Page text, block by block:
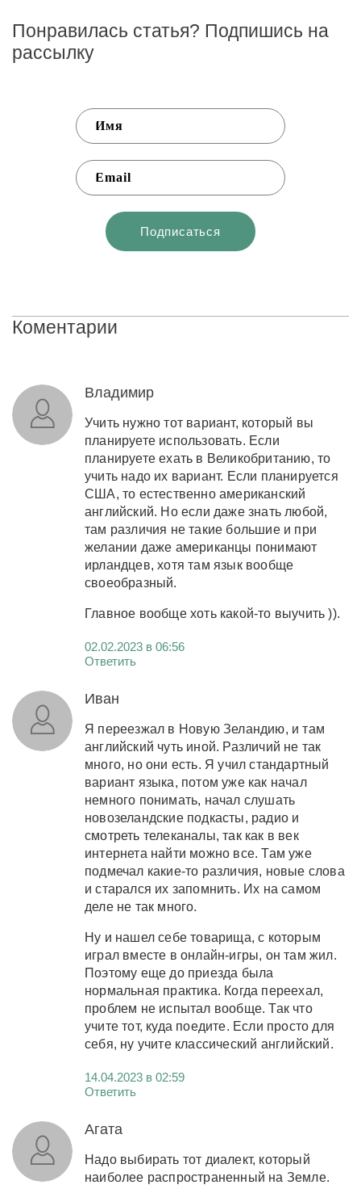
Понравилась статья? Подпишись на
рассылку
Коментарии
Владимир
Учить нужно тот вариант, который вы
планируете использовать. Если
планируете ехать в Великобританию, то
учить надо их вариант. Если планируется
США, то естественно американский
английский. Но если даже знать любой,
там различия не такие большие и при
желании даже американцы понимают
ирландцев, хотя там язык вообще
своеобразный.
Главное вообще хоть какой-то выучить )).
02.02.2023 в 06:56
Ответить
Иван
Я переезжал в Новую Зеландию, и там
английский чуть иной. Различий не так
много, но они есть. Я учил стандартный
вариант языка, потом уже как начал
немного понимать, начал слушать
новозеландские подкасты, радио и
смотреть телеканалы, так как в век
интернета найти можно все. Там уже
подмечал какие-то различия, новые слова
и старался их запомнить. Их на самом
деле не так много.
Ну и нашел себе товарища, с которым
играл вместе в онлайн-игры, он там жил.
Поэтому еще до приезда была
нормальная практика. Когда переехал,
проблем не испытал вообще. Так что
учите тот, куда поедите. Если просто для
себя, ну учите классический английский.
14.04.2023 в 02:59
Ответить
Агата
Надо выбирать тот диалект, который
наиболее распространенный на Земле.